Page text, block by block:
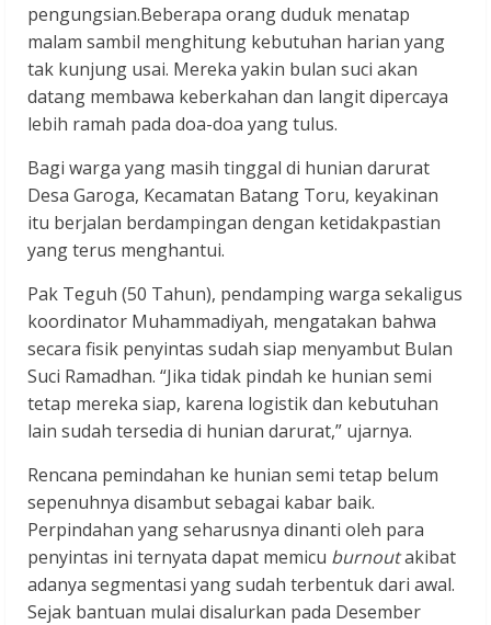
pengungsian.Beberapa orang duduk menatap
malam sambil menghitung kebutuhan harian yang
tak kunjung usai. Mereka yakin bulan suci akan
datang membawa keberkahan dan langit dipercaya
lebih ramah pada doa-doa yang tulus.
Bagi warga yang masih tinggal di hunian darurat
Desa Garoga, Kecamatan Batang Toru, keyakinan
itu berjalan berdampingan dengan ketidakpastian
yang terus menghantui.
Pak Teguh (50 Tahun), pendamping warga sekaligus
koordinator Muhammadiyah, mengatakan bahwa
secara fisik penyintas sudah siap menyambut Bulan
Suci Ramadhan. “Jika tidak pindah ke hunian semi
tetap mereka siap, karena logistik dan kebutuhan
lain sudah tersedia di hunian darurat,” ujarnya.
Rencana pemindahan ke hunian semi tetap belum
sepenuhnya disambut sebagai kabar baik.
Perpindahan yang seharusnya dinanti oleh para
penyintas ini ternyata dapat memicu burnoutakibat
adanya segmentasi yang sudah terbentuk dari awal.
Sejak bantuan mulai disalurkan pada Desember